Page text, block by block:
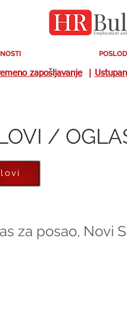
zapošljavanje|
/
za posao, Novi